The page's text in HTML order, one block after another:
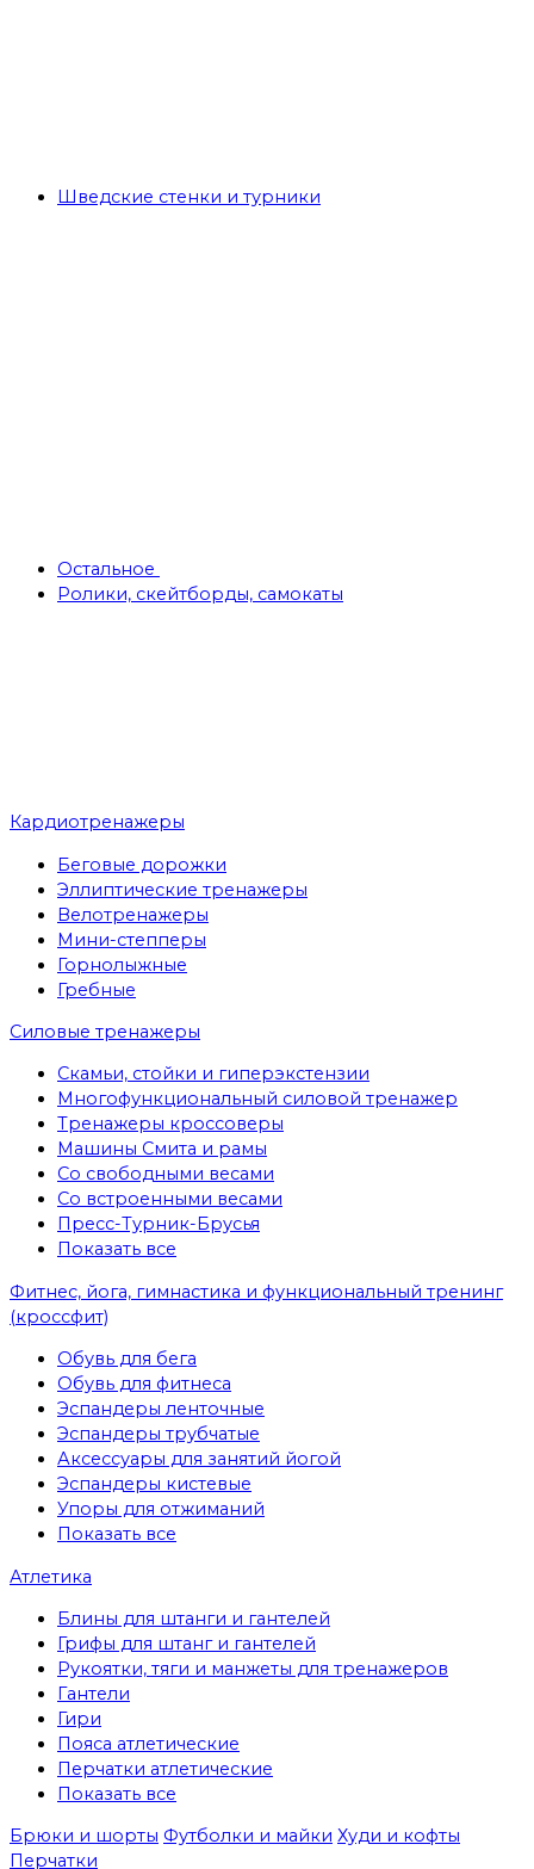
Шведские стенки и турники
Остальное
Ролики, скейтборды, самокаты
Кардиотренажеры
Беговые дорожки
Эллиптические тренажеры
Велотренажеры
Мини-степперы
Горнолыжные
Гребные
Cиловые тренажеры
Скамьи, стойки и гиперэкстензии
Многофункциональный силовой тренажер
Тренажеры кроссоверы
Машины Смита и рамы
Со свободными весами
Со встроенными весами
Пресс-Турник-Брусья
Показать все
Фитнес, йога, гимнастика и функциональный тренинг
(кроссфит)
Обувь для бега
Обувь для фитнеса
Эспандеры ленточные
Эспандеры трубчатые
Аксессуары для занятий йогой
Эспандеры кистевые
Упоры для отжиманий
Показать все
Атлетика
Блины для штанги и гантелей
Грифы для штанг и гантелей
Рукоятки, тяги и манжеты для тренажеров
Гантели
Гири
Пояса атлетические
Перчатки атлетические
Показать все
Брюки и шорты Футболки и майки Худи и кофты
Перчатки